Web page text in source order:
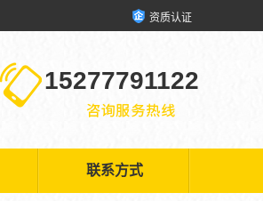
资质认证
15277791122
联系方式